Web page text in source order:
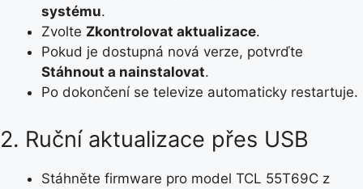
systému.
Zvolte Zkontrolovat aktualizace.
Pokud je dostupná nová verze, potvrďte
Stáhnout a nainstalovat.
Po dokončení se televize automaticky restartuje.
2. Ruční aktualizace přes USB
Stáhněte firmware pro model TCL 55T69C z